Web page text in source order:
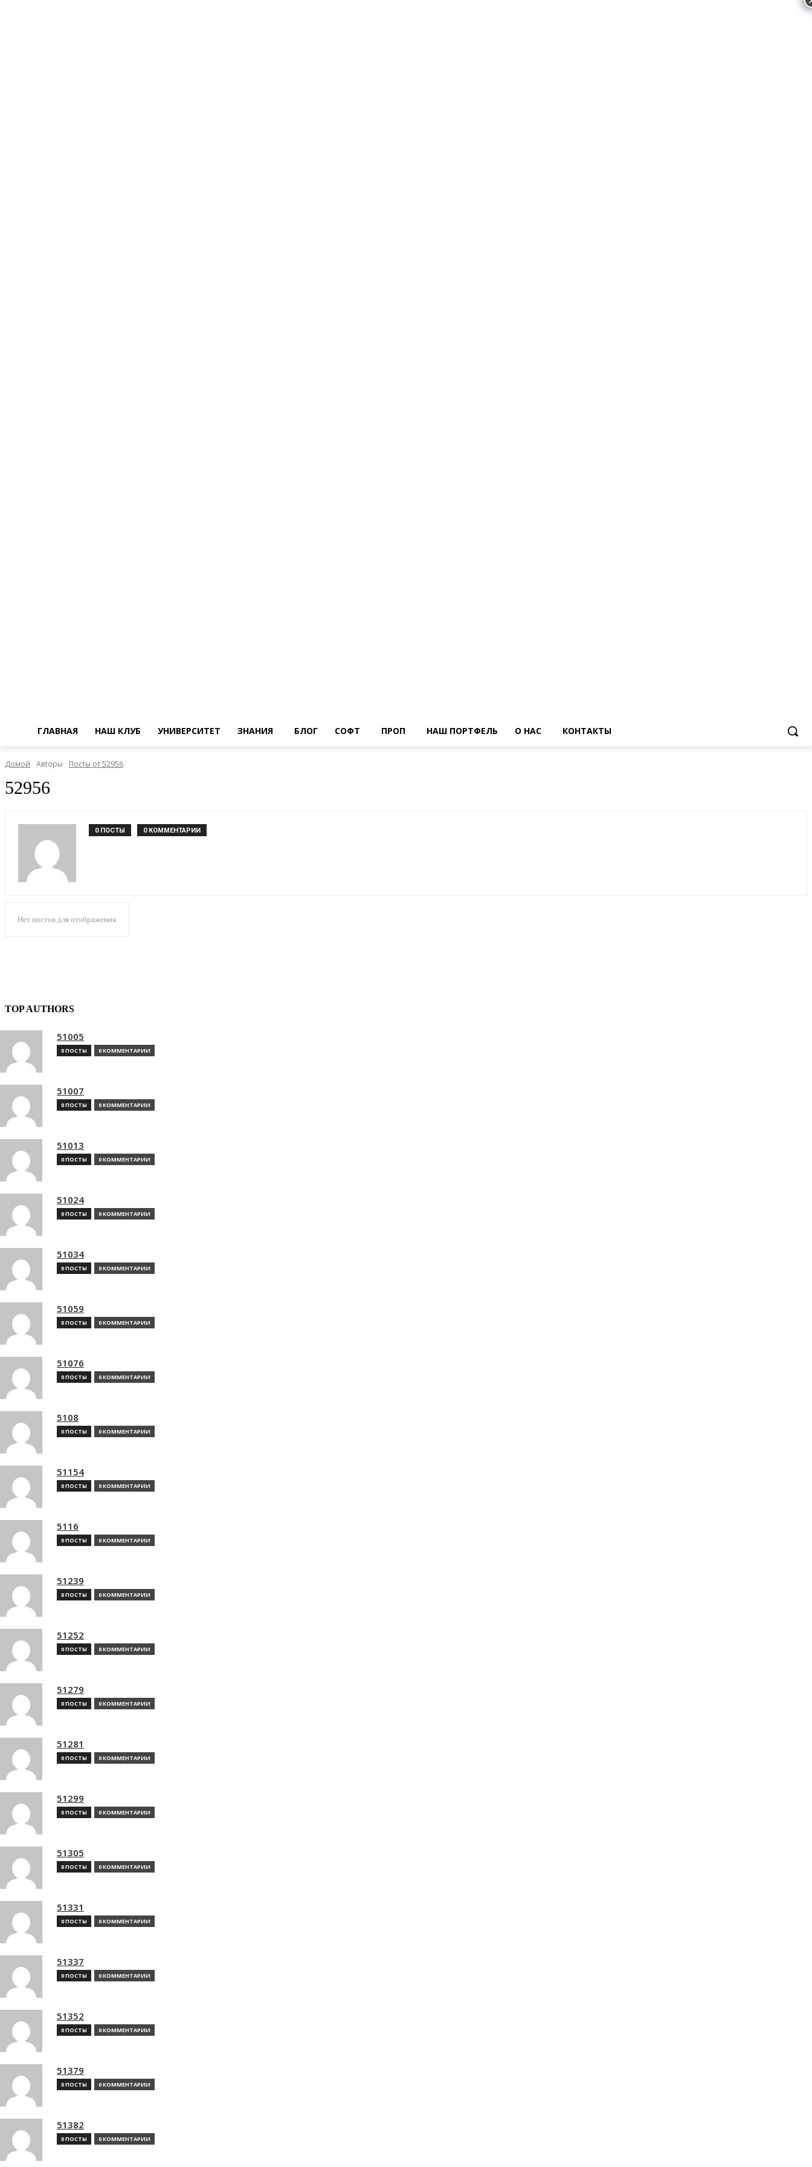
ГЛАВНАЯ НАШ КЛУБ УНИВЕРСИТЕТ ЗНАНИЯ БЛОГ СОФТ ПРОП НАШ ПОРТФЕЛЬ О НАС КОНТАКТЫ
Домой Авторы Посты от 52956
52956
0 ПОСТЫ 0 КОММЕНТАРИИ
Нет постов для отображения
TOP AUTHORS
51005
0 ПОСТЫ 0 КОММЕНТАРИИ
51007
0 ПОСТЫ 0 КОММЕНТАРИИ
51013
0 ПОСТЫ 0 КОММЕНТАРИИ
51024
0 ПОСТЫ 0 КОММЕНТАРИИ
51034
0 ПОСТЫ 0 КОММЕНТАРИИ
51059
0 ПОСТЫ 0 КОММЕНТАРИИ
51076
0 ПОСТЫ 0 КОММЕНТАРИИ
5108
0 ПОСТЫ 0 КОММЕНТАРИИ
51154
0 ПОСТЫ 0 КОММЕНТАРИИ
5116
0 ПОСТЫ 0 КОММЕНТАРИИ
51239
0 ПОСТЫ 0 КОММЕНТАРИИ
51252
0 ПОСТЫ 0 КОММЕНТАРИИ
51279
0 ПОСТЫ 0 КОММЕНТАРИИ
51281
0 ПОСТЫ 0 КОММЕНТАРИИ
51299
0 ПОСТЫ 0 КОММЕНТАРИИ
51305
0 ПОСТЫ 0 КОММЕНТАРИИ
51331
0 ПОСТЫ 0 КОММЕНТАРИИ
51337
0 ПОСТЫ 0 КОММЕНТАРИИ
51352
0 ПОСТЫ 0 КОММЕНТАРИИ
51379
0 ПОСТЫ 0 КОММЕНТАРИИ
51382
0 ПОСТЫ 0 КОММЕНТАРИИ